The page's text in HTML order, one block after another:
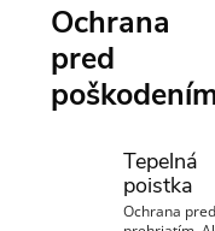
Ochrana
pred
Tepelná
poistka
Ochrana pred